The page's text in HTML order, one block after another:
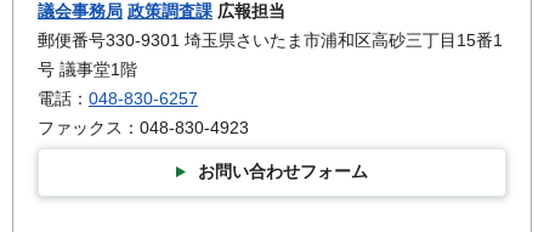
議会事務局 政策調査課 広報担当
郵便番号330-9301 埼玉県さいたま市浦和区高砂三丁目15番1
号 議事堂1階
電話： 048-830-6257
ファックス：048-830-4923
お問い合わせフォーム